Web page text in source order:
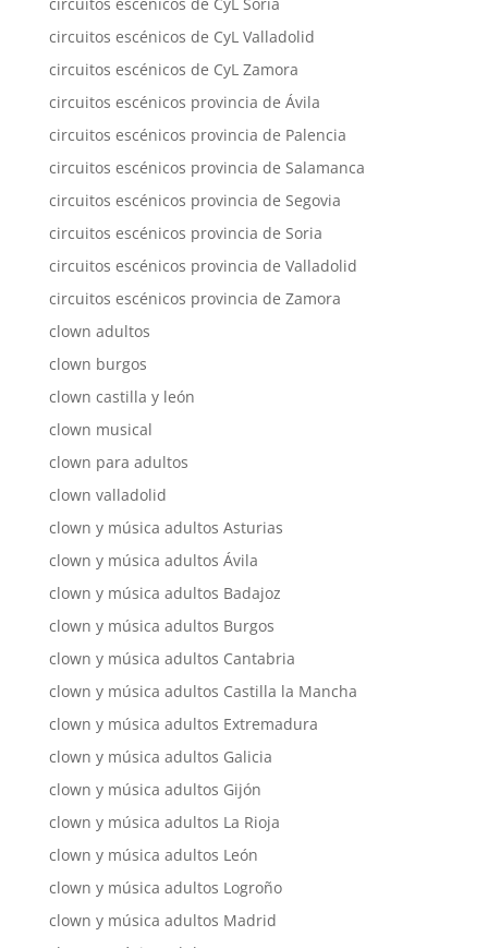
circuitos escénicos de CyL Valladolid
circuitos escénicos de CyL Zamora
circuitos escénicos provincia de Ávila
circuitos escénicos provincia de Palencia
circuitos escénicos provincia de Salamanca
circuitos escénicos provincia de Segovia
circuitos escénicos provincia de Soria
circuitos escénicos provincia de Valladolid
circuitos escénicos provincia de Zamora
clown adultos
clown burgos
clown castilla y león
clown musical
clown para adultos
clown valladolid
clown y música adultos Asturias
clown y música adultos Ávila
clown y música adultos Badajoz
clown y música adultos Burgos
clown y música adultos Cantabria
clown y música adultos Castilla la Mancha
clown y música adultos Extremadura
clown y música adultos Galicia
clown y música adultos Gijón
clown y música adultos La Rioja
clown y música adultos León
clown y música adultos Logroño
clown y música adultos Madrid